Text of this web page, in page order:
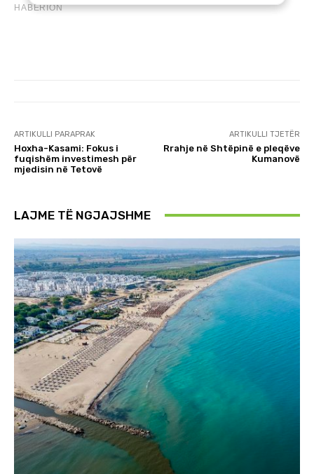
ARTIKULLI PARAPRAK
Hoxha-Kasami: Fokus i
fuqishëm investimesh për
mjedisin në Tetovë
ARTIKULLI TJETËR
Rrahje në Shtëpinë e pleqëve
Kumanovë
LAJME TË NGJAJSHME